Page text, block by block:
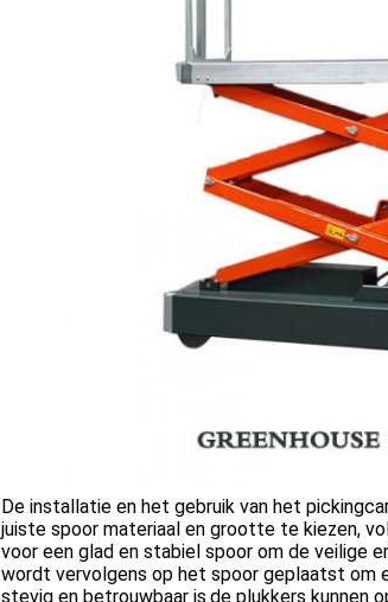
De installatie en het gebruik van het
juiste spoor materiaal en grootte te kiezen,
voor een glad en stabiel spoor om de veilige
wordt vervolgens op het spoor geplaatst om
stevig en betrouwbaar is.de plukkers kunnen